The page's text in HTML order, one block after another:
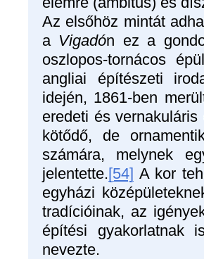
Az elsőhöz mintát
a Vigadón ez a
oszlopos-tornácos
angliai építészeti
idején, 1861-ben
eredeti és
kötődő, de
számára, melynek
jelentette.[54] A kor
egyházi
tradícióinak, az
építési gyakorlatnak
nevezte.